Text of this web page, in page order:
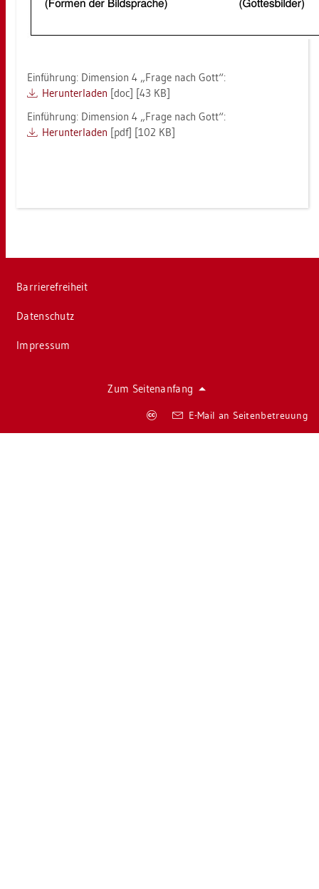
Ein­füh­rung: Di­men­si­on 4 „Frage nach Gott“:
Her­un­ter­la­den [doc] [43 KB]
Ein­füh­rung: Di­men­si­on 4 „Frage nach Gott“:
Her­un­ter­la­den [pdf] [102 KB]
Bar­rie­re­frei­heit
Da­ten­schutz
Im­pres­sum
Zum Sei­ten­an­fang
E-Mail an Sei­ten­be­treu­ung
Co­